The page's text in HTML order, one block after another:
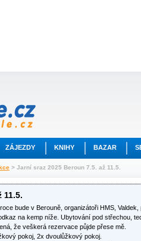
ZÁJEZDY KNIHY BAZAR
> Jarní sraz 2025 Beroun 7.5. až 11.5.
11.5.
bude v Berouně, organizátoři HMS,
na kemp níže. Ubytování pod střechou,
že veškerá rezervace půjde přese mě.
pokoj, 2x dvoulůžkový pokoj.